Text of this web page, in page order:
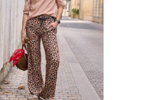
ABSOLU
PDF:12,90 €
POCHETTE: 17,90 €